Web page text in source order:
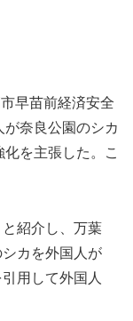
早苗前経済安全
奈良公園のシカ
を主張した。こ
紹介し、万葉
カを外国人が
用して外国人